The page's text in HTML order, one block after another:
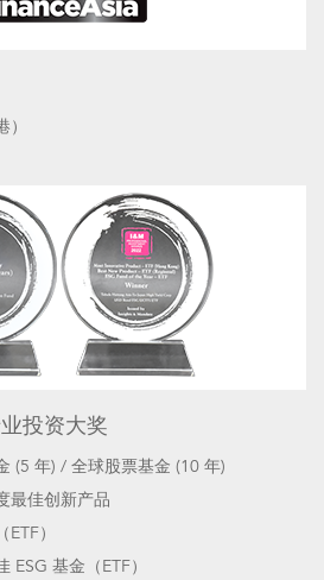
投资大奖
(5 年) / 全球股票基金 (10 年)
最佳创新产品
）
基金（ETF）